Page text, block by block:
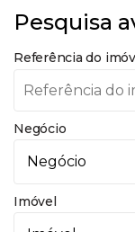
Pesquisa
Referência do
Negócio
Imóvel